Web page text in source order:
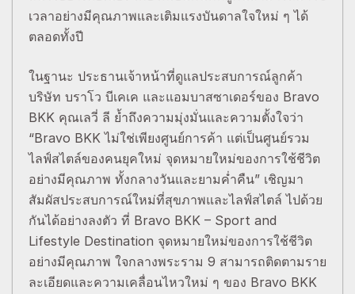
เวลาอย่างมีคุณภาพและเติมแรงบันดาลใจใหม่ ๆ ได้
ตลอดทั้งปี
ในฐานะ ประธานเจ้าหน้าที่ดูแลประสบการณ์ลูกค้า
บริษัท บราโว บีเคเค และแอมบาสซาเดอร์ของ Bravo
BKK คุณเลวี่ ลี ย้ำถึงความมุ่งมั่นและความตั้งใจว่า
“Bravo BKK ไม่ใช่เพียงศูนย์การค้า แต่เป็นศูนย์รวม
ไลฟ์สไตล์ของคนยุคใหม่ จุดหมายใหม่ของการใช้ชีวิต
อย่างมีคุณภาพ ทั้งกลางวันและยามค่ำคืน” เชิญมา
สัมผัสประสบการณ์ใหม่ที่สุขภาพและไลฟ์สไตล์ ไปด้วย
กันได้อย่างลงตัว ที่ Bravo BKK – Sport and
Lifestyle Destination จุดหมายใหม่ของการใช้ชีวิต
อย่างมีคุณภาพ ใจกลางพระราม 9 สามารถติดตามราย
ละเอียดและความเคลื่อนไหวใหม่ ๆ ของ Bravo BKK